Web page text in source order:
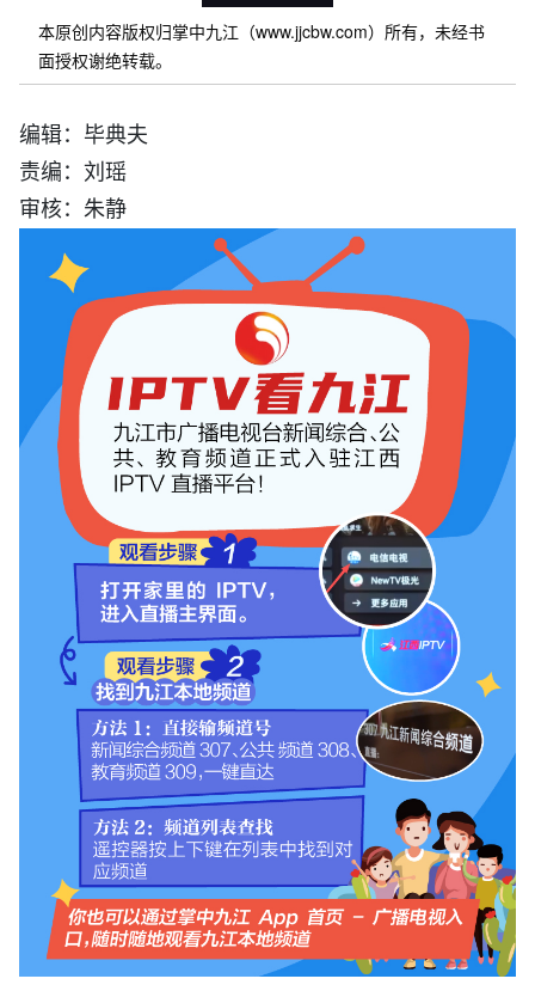
本原创内容版权归掌中九江（www.jjcbw.com）所有，未经书
面授权谢绝转载。
编辑：毕典夫
责编：刘瑶
审核：朱静